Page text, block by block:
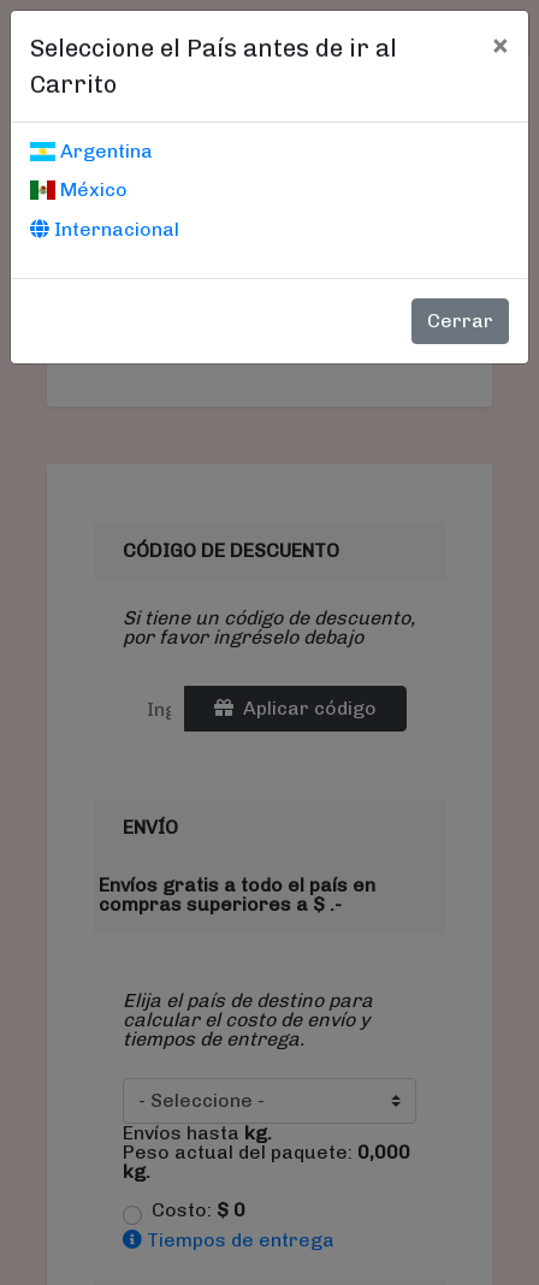
Seleccione el País antes de ir al
Carrito
×
Argentina
México
Internacional
Cerrar
Carrito De Compras
Aún no seleccionó libros.
CANTIDAD
CÓDIGO DE DESCUENTO
Si tiene un código de descuento,
por favor ingréselo debajo
Aplicar código
ENVÍO
Envíos gratis a todo el país en
compras superiores a $ .-
Elija el país de destino para
calcular el costo de envío y
tiempos de entrega.
Envíos hasta kg.
Peso actual del paquete: 0,000
kg.
Costo: $ 0
Tiempos de entrega